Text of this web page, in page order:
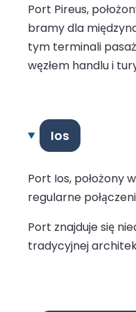
Port Pireus,
bramy dla
tym terminali
węzłem handlu i
Ios
Port Ios, położony
regularne
Port znajduje się
tradycyjnej